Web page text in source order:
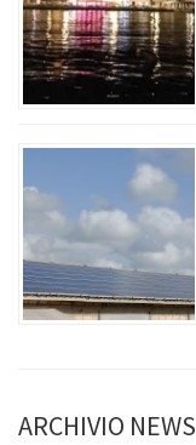
ARCHIVIO NEWS